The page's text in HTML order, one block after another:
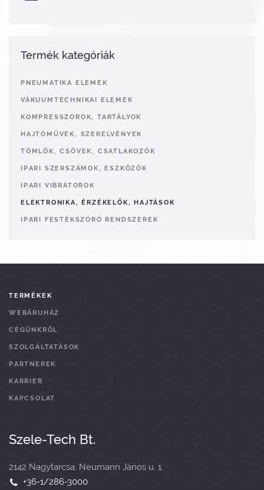
Termék kategóriák
PNEUMATIKA ELEMEK
VÁKUUMTECHNIKAI ELEMEK
KOMPRESSZOROK, TARTÁLYOK
HAJTÓMŰVEK, SZERELVÉNYEK
TÖMLŐK, CSÖVEK, CSATLAKOZÓK
IPARI SZERSZÁMOK, ESZKÖZÖK
IPARI VIBRÁTOROK
ELEKTRONIKA, ÉRZÉKELŐK, HAJTÁSOK
IPARI FESTÉKSZÓRÓ RENDSZEREK
TERMÉKEK
WEBÁRUHÁZ
CÉGÜNKRŐL
SZOLGÁLTATÁSOK
PARTNEREK
KARRIER
KAPCSOLAT
Szele-Tech Bt.
2142 Nagytarcsa, Neumann János u. 1.
+36-1/286-3000